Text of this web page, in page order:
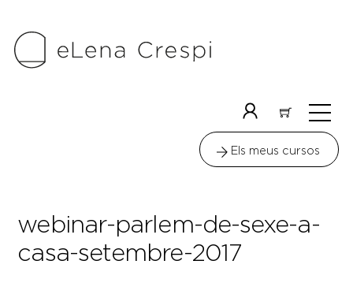
content
label
Els meus cursos
webinar-parlem-de-sexe-a-
casa-setembre-2017